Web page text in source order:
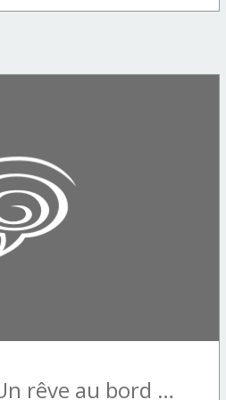
Gwenn Audic : Un rêve au bord de l'eau